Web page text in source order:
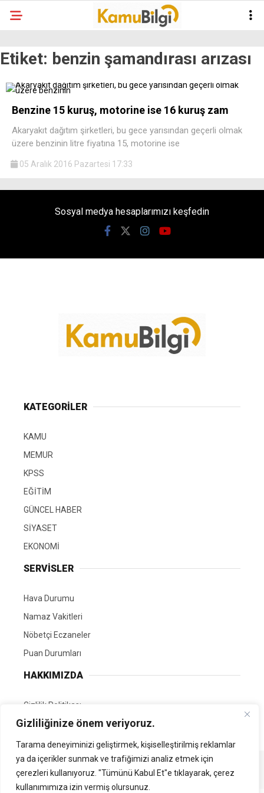
Gizliliğinize önem veriyoruz.
Tarama deneyiminizi geliştirmek, kişiselleştirilmiş reklamlar
ya da içerikler sunmak ve trafiğimizi analiz etmek için
çerezleri kullanıyoruz. "Tümünü Kabul Et"e tıklayarak, çerez
kullanımımıza izin vermiş olursunuz.
Etiket: benzin şamandırası arızası
Benzine 15 kuruş, motorine ise 16 kuruş zam
Akaryakıt dağıtım şirketleri, bu gece yarısından geçerli olmak
üzere benzinin litre fiyatına 15, motorine ise
05 Aralık 2016 Pazartesi 17:33
Sosyal medya hesaplarımızı keşfedin
KATEGORİLER
KAMU
MEMUR
KPSS
EĞİTİM
GÜNCEL HABER
SİYASET
EKONOMİ
SERVİSLER
Hava Durumu
Namaz Vakitleri
Nöbetçi Eczaneler
Puan Durumları
HAKKIMIZDA
Gizlilik Politikası
GÖNÜLLÜ EDİTÖRÜMÜZ OL
Tüm Hakları Saklıdır. | Kamubilgi.com | 2026